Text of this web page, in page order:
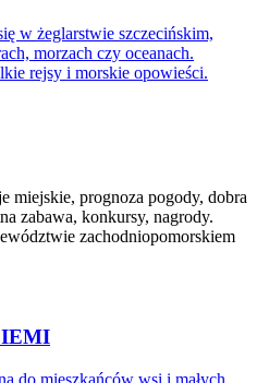
w żeglarstwie szczecińskim,
morzach czy oceanach.
rejsy i morskie opowieści.
miejskie, prognoza pogody, dobra
zabawa, konkursy, nagrody.
zachodniopomorskiem
do mieszkańców wsi i małych